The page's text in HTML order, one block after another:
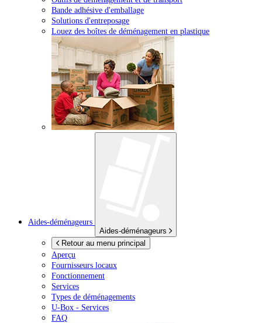
Bande adhésive d'emballage
Solutions d'entreposage
Louez des boîtes de déménagement en plastique
Aides-déménageurs
Aides-déménageurs
Retour au menu principal
Aperçu
Fournisseurs locaux
Fonctionnement
Services
Types de déménagements
U-Box - Services
FAQ